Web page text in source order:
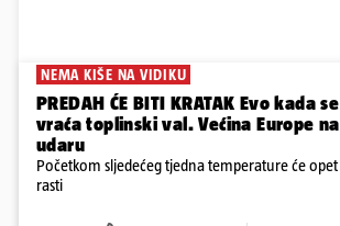
NEMA KIŠE NA VIDIKU
PREDAH ĆE BITI KRATAK Evo kada se
vraća toplinski val. Većina Europe na
udaru
Početkom sljedećeg tjedna temperature će opet
rasti